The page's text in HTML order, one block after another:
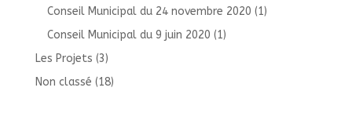
Conseil Municipal du 24 novembre 2020 (1)
Conseil Municipal du 9 juin 2020 (1)
Les Projets (3)
Non classé (18)